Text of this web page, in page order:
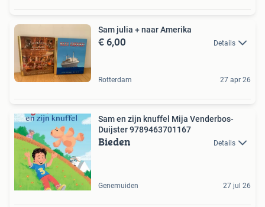
Sam julia + naar Amerika
€ 6,00 Details
Rotterdam 27 apr 26
Sam en zijn knuffel Mija Venderbos-
Duijster 9789463701167
Bieden Details
Genemuiden 27 jul 26